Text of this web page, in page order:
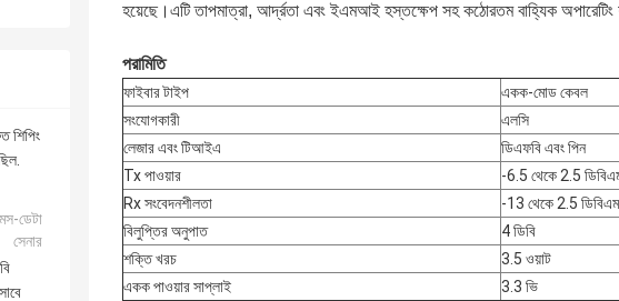
শিপিং
ডেটা
সেনার
হয়েছে।এটি তাপমাত্রা, আর্দ্রতা এবং ইএমআই হস্তক্ষেপ সহ কঠোরতম বাহ্যিক
পরামিতি
ফাইবার টাইপ
একক-মোড কেবল
সংযোগকারী
এলসি
লেজার এবং টিআইএ
ডিএফবি এবং পিন
Tx পাওয়ার
-6.5 থেকে 2.5
Rx সংবেদনশীলতা
-13 থেকে 2.5 ডিবিএম
বিলুপ্তির অনুপাত
4 ডিবি
শক্তি খরচ
3.5 ওয়াট
একক পাওয়ার সাপ্লাই
3.3 ভি